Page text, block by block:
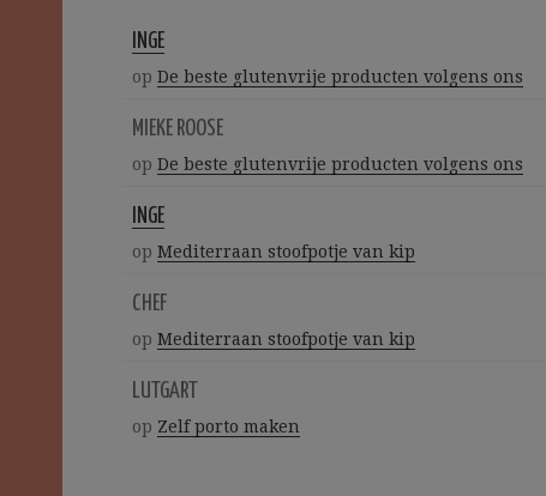
INGE
op De beste glutenvrije producten volgens ons
MIEKE ROOSE
op De beste glutenvrije producten volgens ons
INGE
op Mediterraan stoofpotje van kip
CHEF
op Mediterraan stoofpotje van kip
LUTGART
op Zelf porto maken